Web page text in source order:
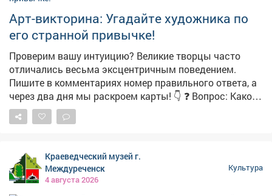
Арт-викторина: Угадайте художника по
его странной привычке!
Проверим вашу интуицию? Великие творцы часто
отличались весьма эксцентричным поведением.
Пишите в комментариях номер правильного ответа, а
через два дня мы раскроем карты! 👇 ❓ Вопрос: Какой
великий русский художник так сильно любил птиц, что
каждую весну скупал на рынках целые клетки с
Иван Шишкин (набирался вдохновения для лесных
пейзажей) 2️⃣ Василий Перов (изучал повадки птиц для
Краеведческий музей г.
Междуреченск
4 августа 2026
Культура